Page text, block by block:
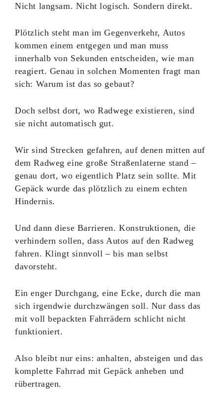
Nicht langsam. Nicht logisch. Sondern direkt.
Plötzlich steht man im Gegenverkehr, Autos
kommen einem entgegen und man muss
innerhalb von Sekunden entscheiden, wie man
reagiert. Genau in solchen Momenten fragt man
sich: Warum ist das so gebaut?
Doch selbst dort, wo Radwege existieren, sind
sie nicht automatisch gut.
Wir sind Strecken gefahren, auf denen mitten auf
dem Radweg eine große Straßenlaterne stand –
genau dort, wo eigentlich Platz sein sollte. Mit
Gepäck wurde das plötzlich zu einem echten
Hindernis.
Und dann diese Barrieren. Konstruktionen, die
verhindern sollen, dass Autos auf den Radweg
fahren. Klingt sinnvoll – bis man selbst
davorsteht.
Ein enger Durchgang, eine Ecke, durch die man
sich irgendwie durchzwängen soll. Nur dass das
mit voll bepackten Fahrrädern schlicht nicht
funktioniert.
Also bleibt nur eins: anhalten, absteigen und das
komplette Fahrrad mit Gepäck anheben und
rübertragen.